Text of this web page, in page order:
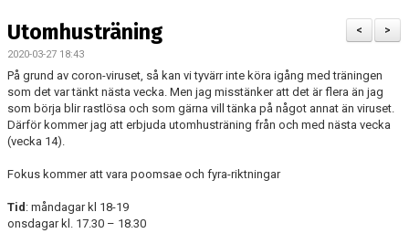
>
<
Utomhusträning
2020-03-27 18:43
På grund av coron-viruset, så kan vi tyvärr inte köra igång med träningen
som det var tänkt nästa vecka. Men jag misstänker att det är flera än jag
som börja blir rastlösa och som gärna vill tänka på något annat än viruset.
Därför kommer jag att erbjuda utomhusträning från och med nästa vecka
(vecka 14).
Fokus kommer att vara poomsae och fyra-riktningar
Tid : måndagar kl 18-19
onsdagar kl. 17.30 – 18.30